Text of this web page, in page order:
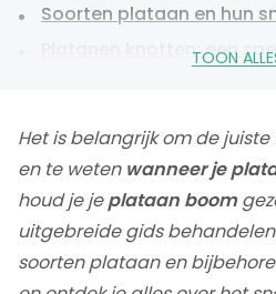
TOON
Soorten plataan en hun
Platanen knotten: een
Plataan snoeien gevaarlijk
Veelgestelde vragen
Plataan snoeien, conclusie
Het is belangrijk om de
en te weten wanneer je
houd je jeplataan boom
uitgebreide gids
soorten plataan en